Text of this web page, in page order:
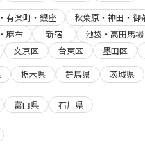
有楽町・銀座 秋葉原・神田・御
麻布 新宿 池袋・高田馬場
文京区 台東区 墨田区
栃木県 群馬県 茨城県
富山県 石川県